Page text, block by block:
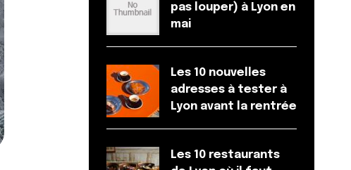
pas louper) à Lyon en
mai
Les 10 nouvelles
adresses à tester à
Lyon avant la rentrée
Les 10 restaurants